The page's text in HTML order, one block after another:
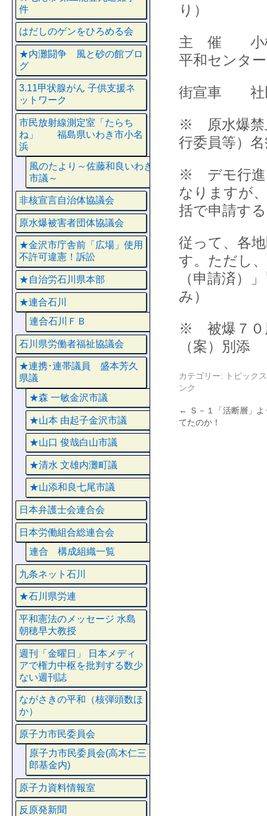
り）
主 催 小松
平和センタ
街宣車 社
※ 原水爆禁
行委員等）
※ デモ行進
なりますが
括で申請す
従って、各
す。ただし
（申請済）
み）
※ 被爆７０
（案）別添
カテゴリー:
トピックス
ンク
← Ｓ－１「活断層」
てたのか！
件
はだしのゲンをひろめる会
★内灘闘争 風と砂の館ブロ
グ
3.11甲状腺がん 子供支援ネ
ットワーク
市民放射線測定室「たらち
ね」 福島県いわき市小名
浜
風のたより～佐藤和良いわき
市議～
非核宣言自治体協議会
原水爆被害者団体協議会
★金沢市庁舎前「広場」使用
不許可違憲！訴訟
★自治労石川県本部
★連合石川
連合石川ＦＢ
石川県労働者福祉協議会
★連携･連帯議員 盛本芳久
県議
★森 一敏金沢市議
★山本 由起子金沢市議
★山口 俊哉白山市議
★清水 文雄内灘町議
★山添和良七尾市議
日本弁護士会連合会
日本労働組合総連合会
連合 構成組織一覧
九条ネット石川
★石川県労連
平和憲法のメッセージ 水島
朝穂早大教授
週刊「金曜日」 日本メディ
アで権力中枢を批判する数少
ない週刊誌
ながさきの平和（核弾頭数ほ
か）
原子力市民委員会
原子力市民委員会(高木仁三
郎基金内)
原子力資料情報室
反原発新聞